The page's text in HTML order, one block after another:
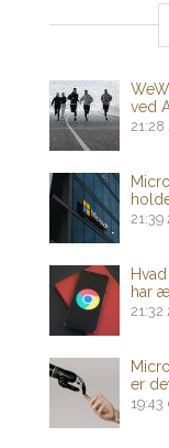
ved
21:28
21:39
har
21:32
er
19:43